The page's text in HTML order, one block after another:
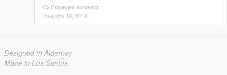
Погледни контекст
Јануари 19, 2018
Designed in Alderney
Made in Los Santos